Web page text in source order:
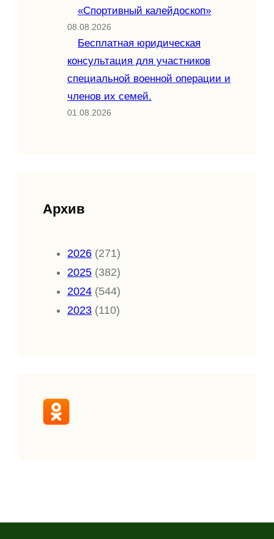
«Спортивный калейдоскоп»
08.08.2026
Бесплатная юридическая
консультация для участников
специальной военной операции и
членов их семей.
01.08.2026
Архив
2026 (271)
2025 (382)
2024 (544)
2023 (110)